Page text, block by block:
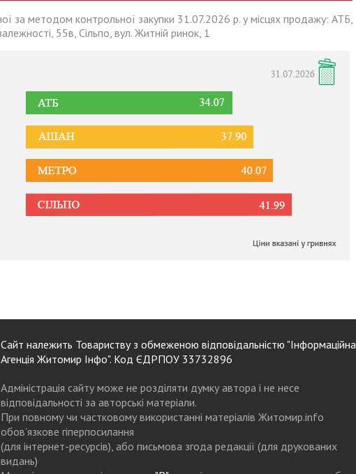
за методом контрольної закупки 31.07.2026 р. у місцях продажу: АТБ,
55в, Сільпо, вул. Житній ринок, 1
Сайт належить Товариству з обмеженою відповідальністю "Інформаційна
Агенція Житомир Інфо". Код ЄДРПОУ 33732896
Адміністрація сайту може не розділяти думку автора і не несе
відповідальності за авторські матеріали.
При повному чи частковому використанні матеріалів Житомир.info
обов’язкове гіперпосилання
(для інтернет-ресурсів), або письмова згода редакції (для друкованих
видань)